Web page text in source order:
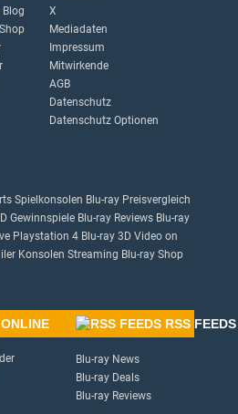
Blog
X
Mediadaten
Impressum
Mitwirkende
AGB
Datenschutz
Datenschutz Optionen
Spielkonsolen Blu-ray Preisvergleich
Gewinnspiele Blu-ray Reviews Blu-ray
Playstation 4 Blu-ray 3D Video on
Konsolen Streaming Blu-ray Shop
RSS FEEDS
Blu-ray News
Blu-ray Deals
Blu-ray Reviews